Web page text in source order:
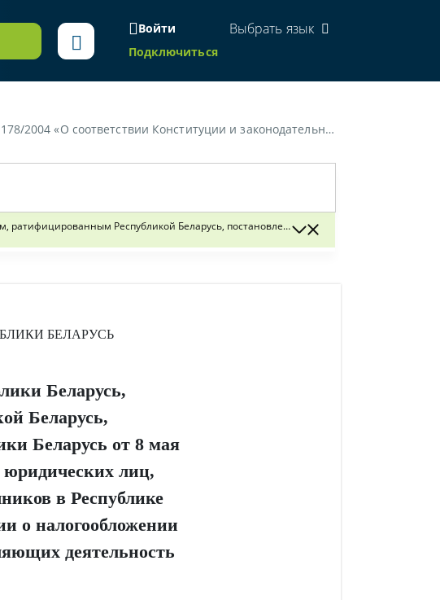
Войти
Подключиться
Выбрать язык
с ценными бумагами из источников в Республике Беларусь" и от 25 мая 2001 г. № 72 "Об утверждении Инструкции о налогообложении "других доходов" иностранных юридических лиц, не осуществляющих деятельность в Республике Беларусь через постоянное представительство"»
Республикой Беларусь, постановлений Государственного
БЕЛАРУСЬ
Беларусь,
Беларусь,
Беларусь от 8 мая
юридических лиц,
в Республике
о налогообложении
деятельность